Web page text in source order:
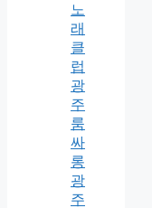
노
래
클
럽
광
주
룸
싸
롱
광
주